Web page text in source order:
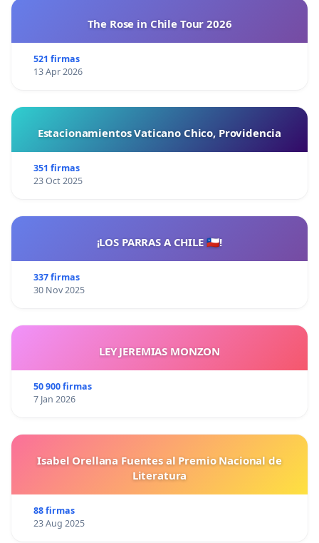
intereses ajenos. Donde otros cobrarán el premio,
pero Ustedes quedarán con las responsabilidades.
The Rose in Chile Tour 2026
521 firmas
13 Apr 2026
Estacionamientos Vaticano Chico, Providencia
351 firmas
23 Oct 2025
¡LOS PARRAS A CHILE 🇨🇱!
337 firmas
30 Nov 2025
LEY JEREMIAS MONZON
50 900 firmas
7 Jan 2026
Isabel Orellana Fuentes al Premio Nacional de
Literatura
88 firmas
23 Aug 2025